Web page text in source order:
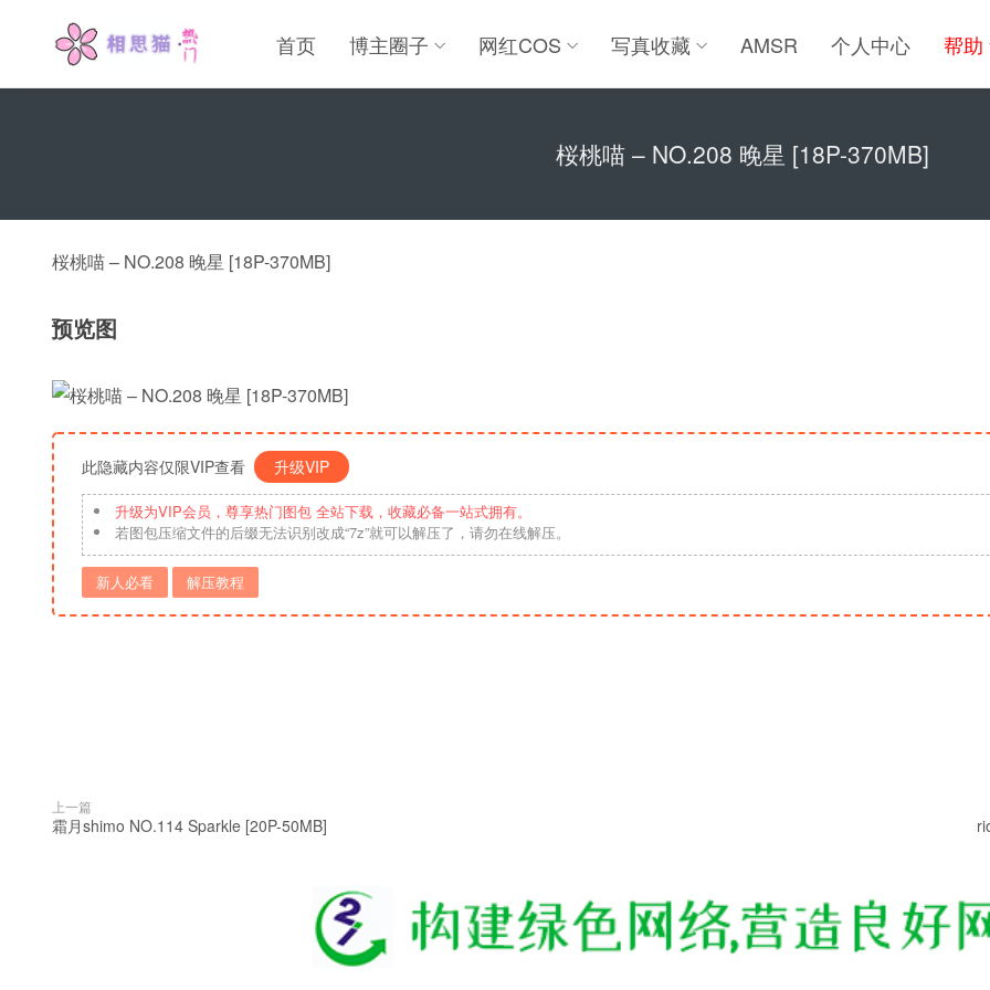
首页 博主圈子 网红COS 写真收藏 AMSR 个人中心 帮助
桜桃喵 – NO.208 晚星 [18P-370MB]
桜桃喵 – NO.208 晚星 [18P-370MB]
预览图
此隐藏内容仅限VIP查看 升级VIP
升级为VIP会员，尊享热门图包 全站下载，收藏必备一站式拥有。
若图包压缩文件的后缀无法识别改成“7z”就可以解压了，请勿在线解压。
新人必看 解压教程
上一篇
霜月shimo NO.114 Sparkle [20P-50MB]